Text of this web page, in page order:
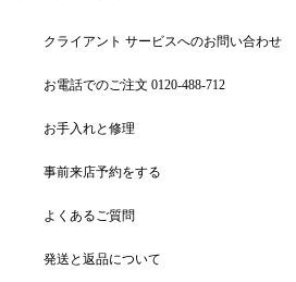
クライアント サービスへのお問い合わせ
お電話でのご注文 0120-488-712
お手入れと修理
事前来店予約をする
よくあるご質問
発送と返品について